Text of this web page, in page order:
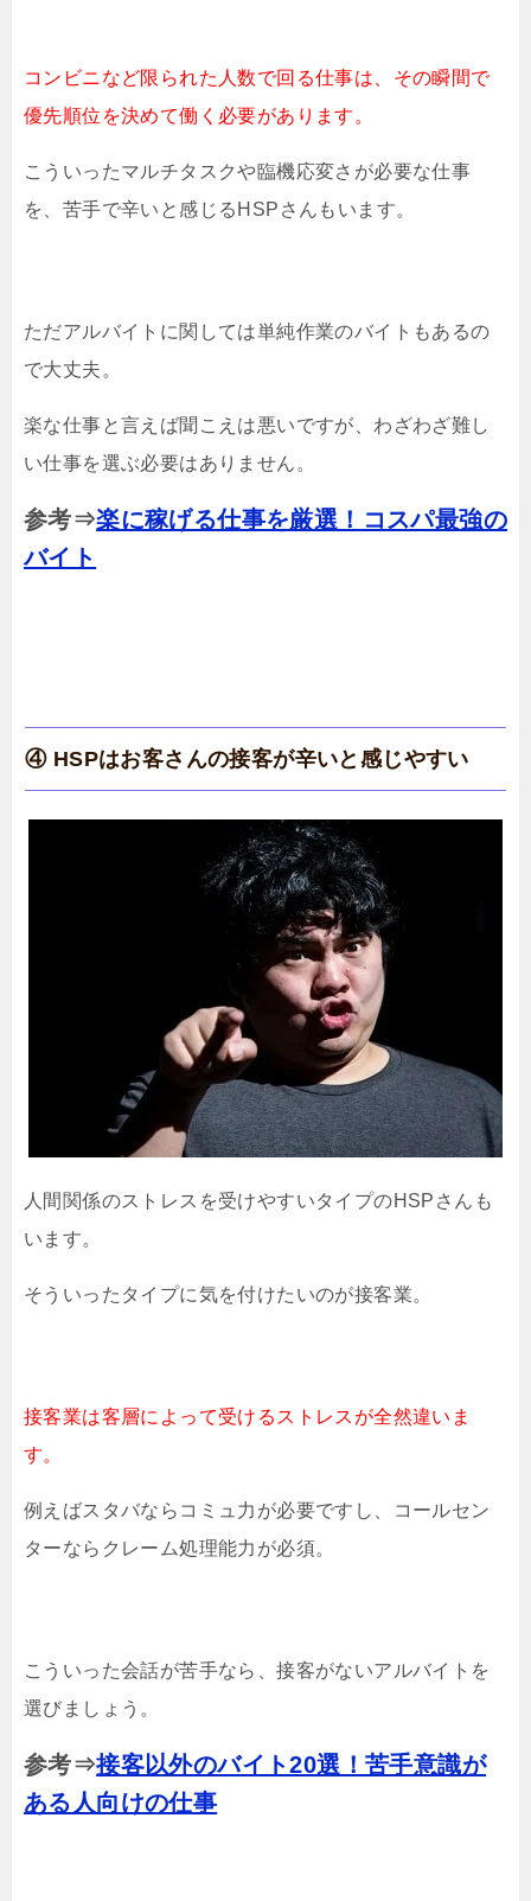
コンビニなど限られた人数で回る仕事は、その瞬間で
優先順位を決めて働く必要があります。
こういったマルチタスクや臨機応変さが必要な仕事
を、苦手で辛いと感じるHSPさんもいます。
ただアルバイトに関しては単純作業のバイトもあるの
で大丈夫。
楽な仕事と言えば聞こえは悪いですが、わざわざ難し
い仕事を選ぶ必要はありません。
参考⇒楽に稼げる仕事を厳選！コスパ最強の
バイト
④ HSPはお客さんの接客が辛いと感じやすい
人間関係のストレスを受けやすいタイプのHSPさんも
います。
そういったタイプに気を付けたいのが接客業。
接客業は客層によって受けるストレスが全然違いま
す。
例えばスタバならコミュ力が必要ですし、コールセン
ターならクレーム処理能力が必須。
こういった会話が苦手なら、接客がないアルバイトを
選びましょう。
参考⇒接客以外のバイト20選！苦手意識が
ある人向けの仕事